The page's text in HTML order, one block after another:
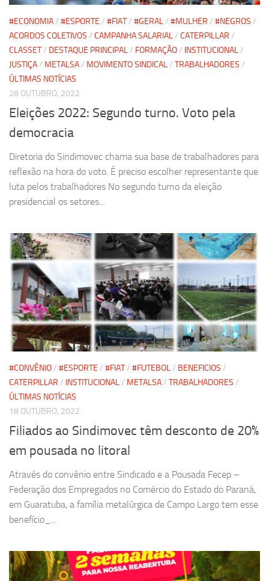
#ECONOMIA/ #ESPORTE / #FIAT/ #GERAL/ #MULHER / #NEGROS /
ACORDOS COLETIVOS / CAMPANHA SALARIAL/ CATERPILLAR /
CLASSET/ DESTAQUE PRINCIPAL/ FORMAÇÃO/ INSTITUCIONAL/
JUSTIÇA/ METALSA/ MOVIMENTO SINDICAL/ TRABALHADORES /
ÚLTIMAS NOTÍCIAS
28 OUTUBRO, 2022
Eleições 2022: Segundo turno. Voto pela
democracia
Diretoria do Sindimovec chama sua base de trabalhadores para
reflexão na hora do voto. É preciso escolher representante que
luta pelos trabalhadores No segundo turno da eleição
presidencial os setores...
#CONVÊNIO/ #ESPORTE / #FIAT/ #FUTEBOL/ BENEFICIOS /
CATERPILLAR / INSTITUCIONAL/ METALSA/ TRABALHADORES /
ÚLTIMAS NOTÍCIAS
18 OUTUBRO, 2022
Filiados ao Sindimovec têm desconto de 20%
em pousada no litoral
Através do convênio entre Sindicado e a Pousada Fecep –
Federação dos Empregados no Comércio do Estado do Paraná,
em Guaratuba, a família metalúrgica de Campo Largo tem esse
benefício_...